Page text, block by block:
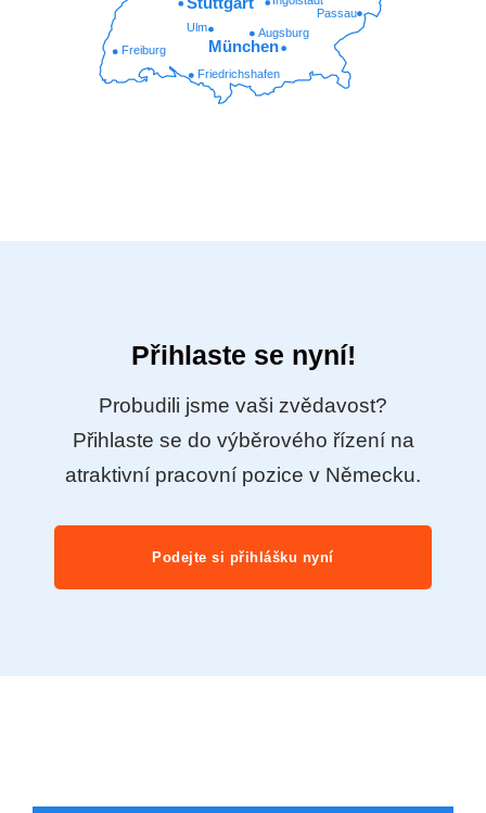
Friedrichshafen
Freiburg
Augsburg
Ulm
Passau
München
Přihlaste se nyní!
Probudili jsme vaši zvědavost?
Přihlaste se do výběrového řízení na
atraktivní pracovní pozice v Německu.
Podejte si přihlášku nyní